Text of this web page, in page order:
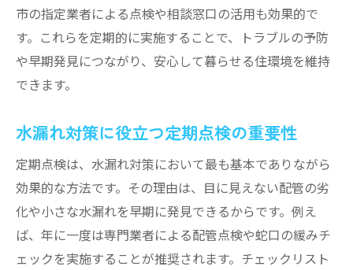
水漏れ修理における費用負担の考え方
水漏れ修理の費用負担は誰がするべきか
神戸市で水漏れ修理費用を節約するコツ
費用負担トラブルを未然に防ぐための知識
水漏れ修理後のアフターケアの重要性
水漏れ発生時に頼れる相談先と選び方
水漏れ発生時に相談できる窓口の種類
神戸市水道修繕受付センターの利用方法
市の指定業者による点検や相談窓口の活用も効果的で
す。これらを定期的に実施することで、トラブルの予防
や早期発見につながり、安心して暮らせる住環境を維持
できます。
水漏れ対策に役立つ定期点検の重要性
定期点検は、水漏れ対策において最も基本でありながら
効果的な方法です。その理由は、目に見えない配管の劣
化や小さな水漏れを早期に発見できるからです。例え
ば、年に一度は専門業者による配管点検や蛇口の緩みチ
ェックを実施することが推奨されます。チェックリスト